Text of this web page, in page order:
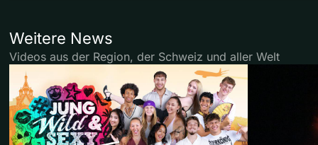
Weitere News
Videos aus der Region, der Schweiz und aller Welt